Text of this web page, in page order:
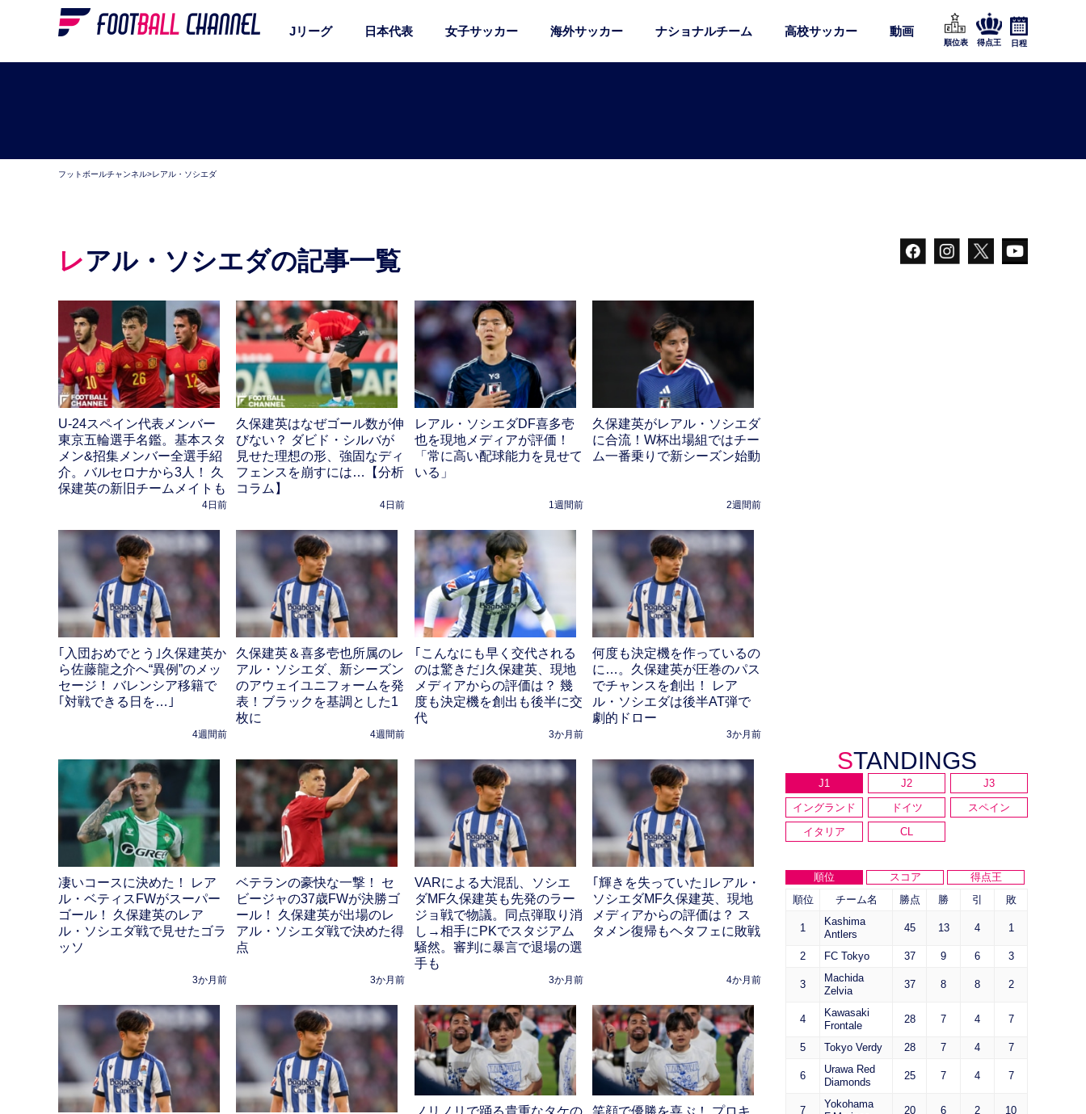
Jリーグ 日本代表 女子サッカー 海外サッカー ナショナルチーム 高校サッカー 動画
順位表 得点王 日程
フットボールチャンネル>レアル・ソシエダ
レアル・ソシエダの記事一覧
U-24スペイン代表メンバー
東京五輪選手名鑑。基本スタ
メン&招集メンバー全選手紹
介。バルセロナから3人！ 久
保建英の新旧チームメイトも
4日前
久保建英はなぜゴール数が伸
びない？ ダビド・シルバが
見せた理想の形、強固なディ
フェンスを崩すには…【分析
コラム】
4日前
レアル・ソシエダDF喜多壱
也を現地メディアが評価！
「常に高い配球能力を見せて
いる」
1週間前
久保建英がレアル・ソシエダ
に合流！W杯出場組ではチー
ム一番乗りで新シーズン始動
2週間前
｢入団おめでとう｣久保建英か
ら佐藤龍之介へ“異例”のメッ
セージ！ バレンシア移籍で
｢対戦できる日を…｣
4週間前
久保建英＆喜多壱也所属のレ
アル・ソシエダ、新シーズン
のアウェイユニフォームを発
表！ブラックを基調とした1
枚に
4週間前
｢こんなにも早く交代される
のは驚きだ｣久保建英、現地
メディアからの評価は？ 幾
度も決定機を創出も後半に交
代
3か月前
何度も決定機を作っているの
に…。久保建英が圧巻のパス
でチャンスを創出！ レア
ル・ソシエダは後半AT弾で
劇的ドロー
3か月前
凄いコースに決めた！ レア
ル・ベティスFWがスーパー
ゴール！ 久保建英のレア
ル・ソシエダ戦で見せたゴラ
ッソ
3か月前
ベテランの豪快な一撃！ セ
ビージャの37歳FWが決勝ゴ
ール！ 久保建英が出場のレ
アル・ソシエダ戦で決めた得
点
3か月前
VARによる大混乱、ソシエ
ダMF久保建英も先発のラー
ジョ戦で物議。同点弾取り消
し→相手にPKでスタジアム
騒然。審判に暴言で退場の選
手も
3か月前
｢輝きを失っていた｣レアル・
ソシエダMF久保建英、現地
メディアからの評価は？ ス
タメン復帰もヘタフェに敗戦
4か月前
STANDINGS
J1 J2
J3
イングランド
ドイツ
スペイン
イタリア
CL
順位 スコア
得点王
順位
チーム名 勝点 勝 引 敗
1
Kashima
Antlers
45 13 4 1
2 FC Tokyo 37 9 6 3
3
Machida
Zelvia
37 8 8 2
4
Kawasaki
Frontale
28 7 4 7
5 Tokyo Verdy 28 7 4 7
6
Urawa Red
Diamonds
25 7 4 7
7
Yokohama
20 6 2 10